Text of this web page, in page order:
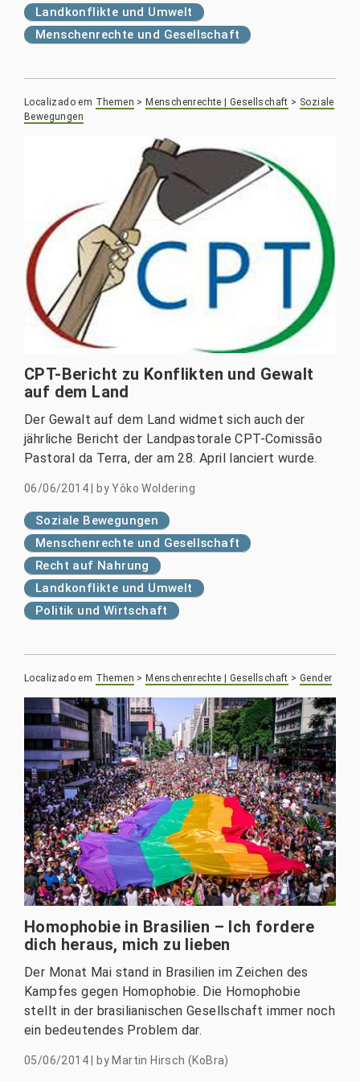
Landkonflikte und Umwelt
Menschenrechte und Gesellschaft
Localizado em Themen > Menschenrechte | Gesellschaft > Soziale
Bewegungen
CPT-Bericht zu Konflikten und Gewalt
auf dem Land
Der Gewalt auf dem Land widmet sich auch der
jährliche Bericht der Landpastorale CPT-Comissão
Pastoral da Terra, der am 28. April lanciert wurde.
06/06/2014 byYôko Woldering
Soziale Bewegungen
Menschenrechte und Gesellschaft
Recht auf Nahrung
Landkonflikte und Umwelt
Politik und Wirtschaft
Localizado em Themen > Menschenrechte | Gesellschaft >Gender
Homophobie in Brasilien – Ich fordere
dich heraus, mich zu lieben
Der Monat Mai stand in Brasilien im Zeichen des
Kampfes gegen Homophobie. Die Homophobie
stellt in der brasilianischen Gesellschaft immer noch
ein bedeutendes Problem dar.
05/06/2014 by Martin Hirsch (KoBra)